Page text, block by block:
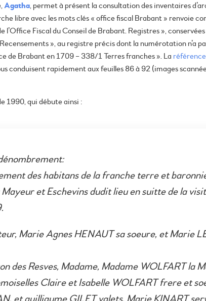
Agatha, permet à présent la consultation des inventaires
libre avec les mots clés « office fiscal Brabant » renvoie
Fiscal du Conseil de Brabant. Registres »,
», au registre précis dont la numérotation n’a
de Brabant en 1709 – 338/1 Terres franches ». La
conduisent rapidement aux feuilles 86 à 92 (images
1990, qui débute ainsi :
des habitans de la franche terre et
et Eschevins dudit lieu en suitte de la
Marie Agnes HENAUT sa soeure, et Marie
des Resves, Madame, Madame WOLFART la
Claire et Isabelle WOLFART frere et